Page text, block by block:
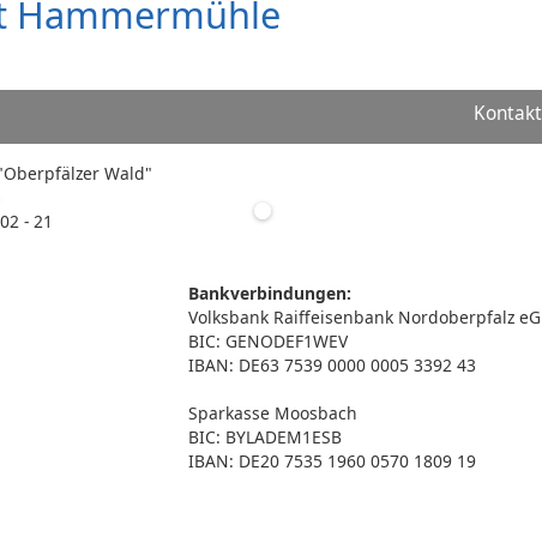
Hammermühle
Kontakt
Wald"
- 21
Bankverbindungen:
Volksbank Raiffeisenbank Nordoberpfalz eG
BIC: GENODEF1WEV
IBAN: DE63 7539 0000 0005 3392 43
Sparkasse Moosbach
BIC: BYLADEM1ESB
IBAN: DE20 7535 1960 0570 1809 19